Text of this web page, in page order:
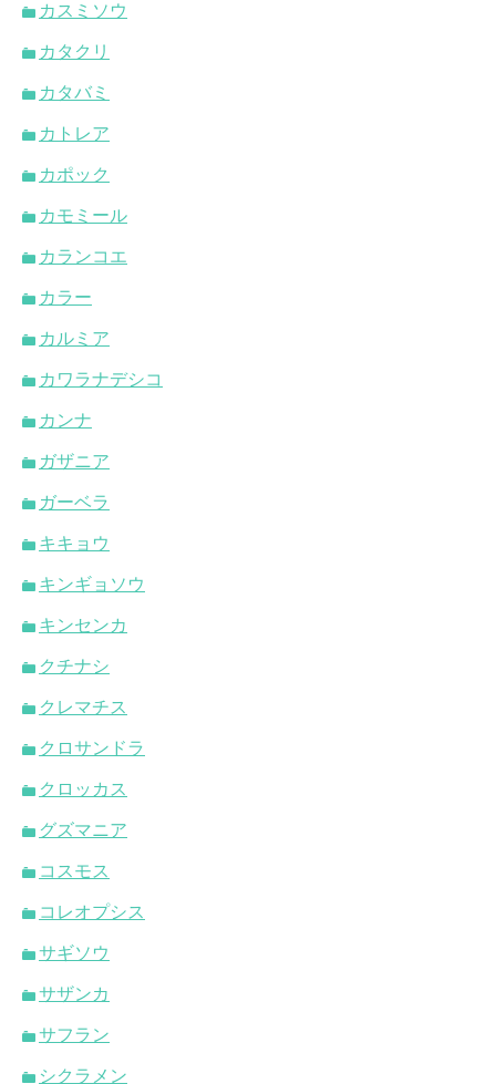
カスミソウ
カタクリ
カタバミ
カトレア
カポック
カモミール
カランコエ
カラー
カルミア
カワラナデシコ
カンナ
ガザニア
ガーベラ
キキョウ
キンギョソウ
キンセンカ
クチナシ
クレマチス
クロサンドラ
クロッカス
グズマニア
コスモス
コレオプシス
サギソウ
サザンカ
サフラン
シクラメン